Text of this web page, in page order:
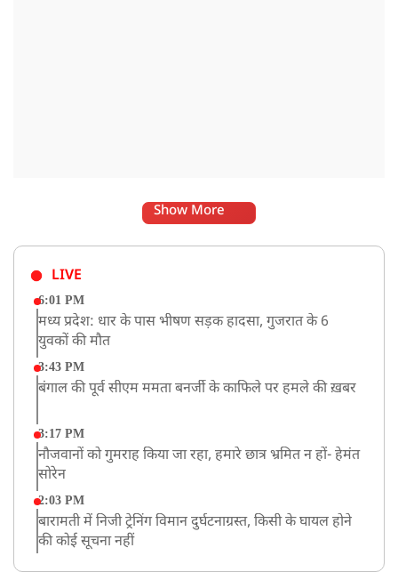
Show More
LIVE
6:01 PM
मध्य प्रदेश: धार के पास भीषण सड़क हादसा, गुजरात के 6
युवकों की मौत
3:43 PM
बंगाल की पूर्व सीएम ममता बनर्जी के काफिले पर हमले की ख़बर
3:17 PM
नौजवानों को गुमराह किया जा रहा, हमारे छात्र भ्रमित न हों- हेमंत
सोरेन
2:03 PM
बारामती में निजी ट्रेनिंग विमान दुर्घटनाग्रस्त, किसी के घायल होने
की कोई सूचना नहीं